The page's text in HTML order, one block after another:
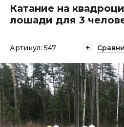
Катание на
лошади для 3
Артикул: 547